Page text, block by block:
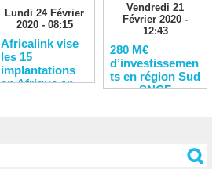
Lundi 24 Février
2020 - 08:15
Africalink vise
les 15
implantations
en Afrique en
Vendredi 21
Février 2020 -
12:43
280 M€
d’investissemen
ts en région Sud
pour SNCF